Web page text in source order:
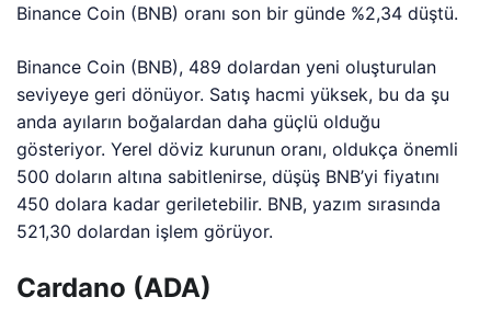
Binance Coin (BNB) oranı son bir günde %2,34 düştü.
Binance Coin (BNB), 489 dolardan yeni oluşturulan
seviyeye geri dönüyor. Satış hacmi yüksek, bu da şu
anda ayıların boğalardan daha güçlü olduğu
gösteriyor. Yerel döviz kurunun oranı, oldukça önemli
500 doların altına sabitlenirse, düşüş BNB’yi fiyatını
450 dolara kadar geriletebilir. BNB, yazım sırasında
521,30 dolardan işlem görüyor.
Cardano (ADA)